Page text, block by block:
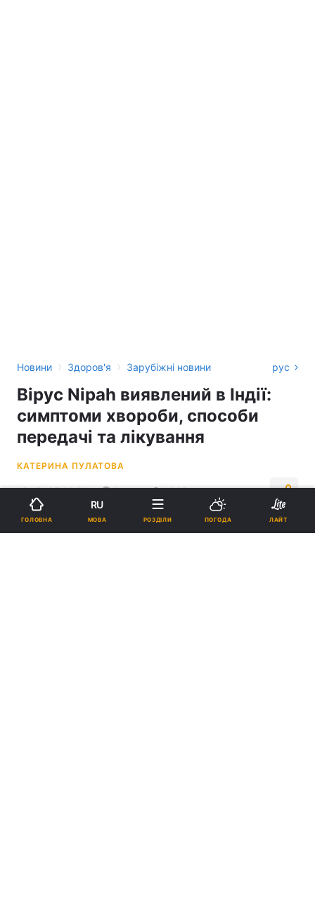
Новини › Здоров'я › Зарубіжні новини рус
Вірус Nipah виявлений в Індії:
симптоми хвороби, способи
передачі та лікування
КАТЕРИНА ПУЛАТОВА
13:15, 07.09.21 2 хв. 1029
Підпишіться на нас в Google
ГОЛОВНА
RU
МОВА РОЗДІЛИ ПОГОДА ЛАЙТ